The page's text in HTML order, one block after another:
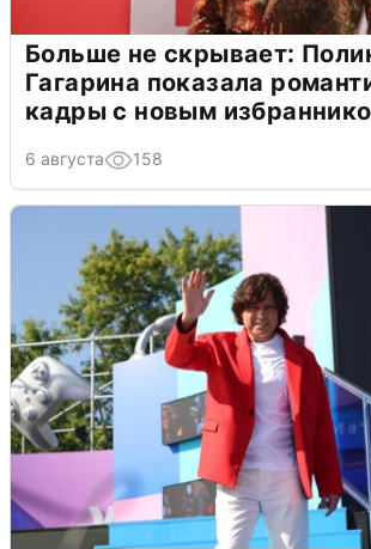
Больше не скрывает:
Гагарина показала
кадры с новым
6 августа 158